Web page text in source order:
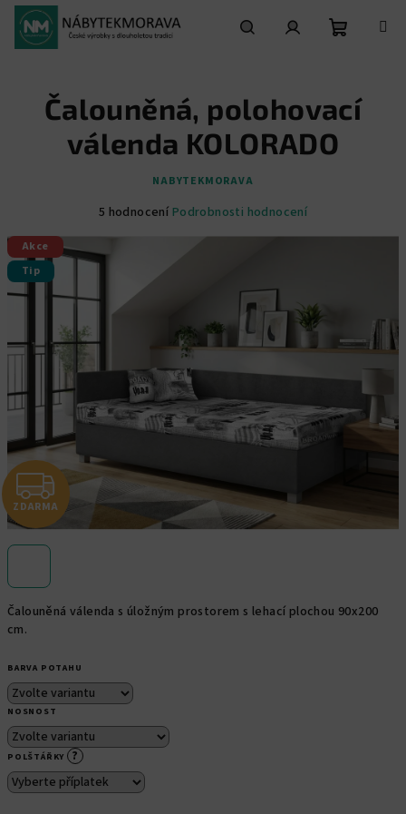
Přejít
obsah
košík
Čalouněná válenda s úložným prostorem s lehací plochou 90x200
cm.
BARVA POTAHU
NOSNOST
POLŠTÁŘKY ?
Čalouněná, polohovací
válenda KOLORADO
NABYTEKMORAVA
Průměrné
je
z
hvězdiček.
5 hodnocení Podrobnosti hodnocení
Akce
Tip
Z
D
R
A
ZDARMA